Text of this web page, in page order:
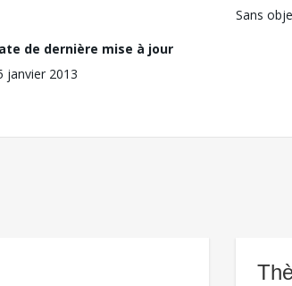
Sans
de dernière mise à jour
janvier 2013